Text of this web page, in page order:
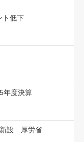
ト低下
年度決算
新設 厚労省